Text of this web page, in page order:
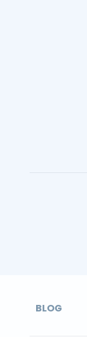
BLOG